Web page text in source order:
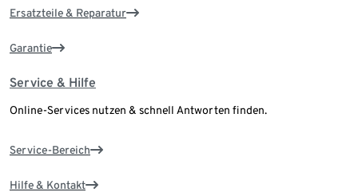
Ersatzteile & Reparatur
Garantie
Service & Hilfe
Online-Services nutzen & schnell Antworten finden.
Service-Bereich
Hilfe & Kontakt